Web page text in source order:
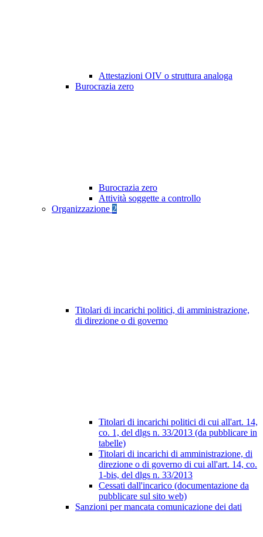
Attestazioni OIV o struttura analoga
Burocrazia zero
Burocrazia zero
Attività soggette a controllo
Organizzazione 2
Titolari di incarichi politici, di amministrazione,
di direzione o di governo
Titolari di incarichi politici di cui all'art. 14,
co. 1, del dlgs n. 33/2013 (da pubblicare in
tabelle)
Titolari di incarichi di amministrazione, di
direzione o di governo di cui all'art. 14, co.
1-bis, del dlgs n. 33/2013
Cessati dall'incarico (documentazione da
pubblicare sul sito web)
Sanzioni per mancata comunicazione dei dati